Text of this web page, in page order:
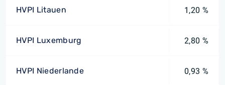
HVPI Litauen 1,20 %
HVPI Luxemburg 2,80 %
HVPI Niederlande 0,93 %